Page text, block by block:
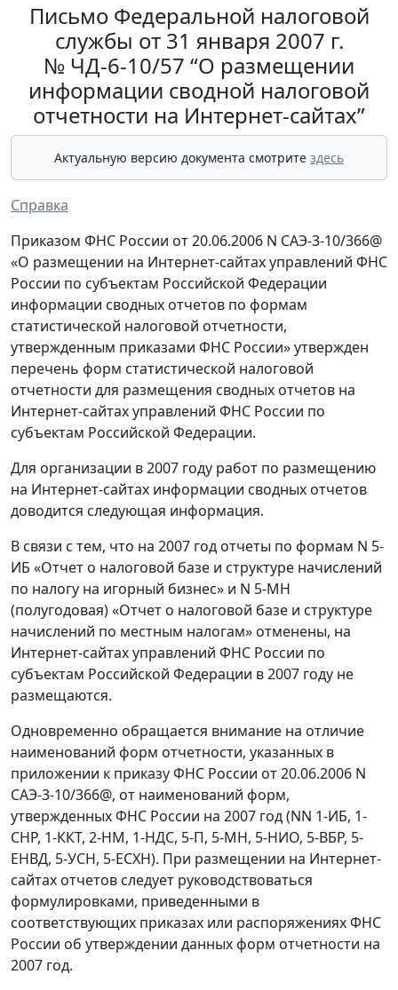
Письмо Федеральной налоговой
службы от 31 января 2007 г.
№ ЧД-6-10/57 “О размещении
информации сводной налоговой
отчетности на Интернет-сайтах”
Актуальную версию документа смотрите здесь
Справка
Приказом ФНС России от 20.06.2006 N САЭ-3-10/366@
«О размещении на Интернет-сайтах управлений ФНС
России по субъектам Российской Федерации
информации сводных отчетов по формам
статистической налоговой отчетности,
утвержденным приказами ФНС России» утвержден
перечень форм статистической налоговой
отчетности для размещения сводных отчетов на
Интернет-сайтах управлений ФНС России по
субъектам Российской Федерации.
Для организации в 2007 году работ по размещению
на Интернет-сайтах информации сводных отчетов
доводится следующая информация.
В связи с тем, что на 2007 год отчеты по формам N 5-
ИБ «Отчет о налоговой базе и структуре начислений
по налогу на игорный бизнес» и N 5-МН
(полугодовая) «Отчет о налоговой базе и структуре
начислений по местным налогам» отменены, на
Интернет-сайтах управлений ФНС России по
субъектам Российской Федерации в 2007 году не
размещаются.
Одновременно обращается внимание на отличие
наименований форм отчетности, указанных в
приложении к приказу ФНС России от 20.06.2006 N
САЭ-3-10/366@, от наименований форм,
утвержденных ФНС России на 2007 год (NN 1-ИБ, 1-
СНР, 1-ККТ, 2-НМ, 1-НДС, 5-П, 5-МН, 5-НИО, 5-ВБР, 5-
ЕНВД, 5-УСН, 5-ЕСХН). При размещении на Интернет-
сайтах отчетов следует руководствоваться
формулировками, приведенными в
соответствующих приказах или распоряжениях ФНС
России об утверждении данных форм отчетности на
2007 год.